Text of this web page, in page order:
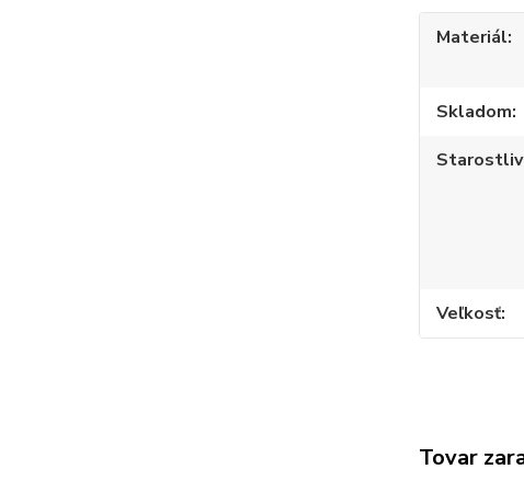
Materiál
Skladom
Veľkosť
Tovar